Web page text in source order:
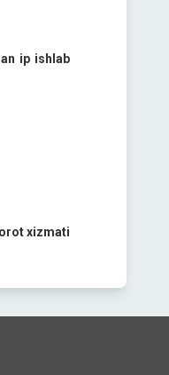
ip ishlab
xizmati